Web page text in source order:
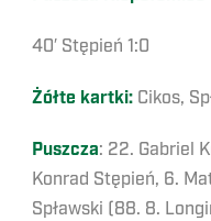
40′ Stępień 1:0
Żółte kartki: Cikos,
Puszcza: 22. Gabriel
Konrad Stępień, 6.
Spławski (88. 8.